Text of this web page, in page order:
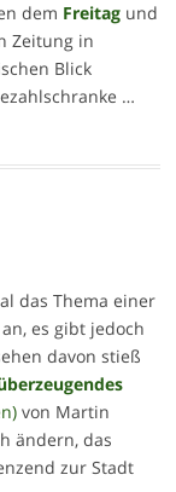
dem Freitagund
Zeitung in
Blick
…
das Thema einer
es gibt jedoch
davon stieß
von Martin
ändern, das
zur Stadt